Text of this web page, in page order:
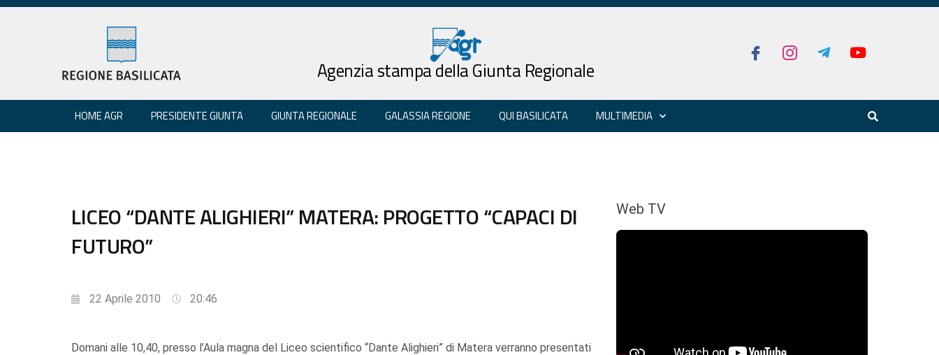
Agenzia stampa della Giunta Regionale
HOME AGR PRESIDENTE GIUNTA GIUNTA REGIONALE GALASSIA REGIONE QUI BASILICATA MULTIMEDIA
LICEO “DANTE ALIGHIERI” MATERA: PROGETTO “CAPACI DI
FUTURO”
22 Aprile 2010 20:46
Domani alle 10,40, presso l’Aula magna del Liceo scientifico “Dante Alighieri” di Matera verranno presentati
Web TV